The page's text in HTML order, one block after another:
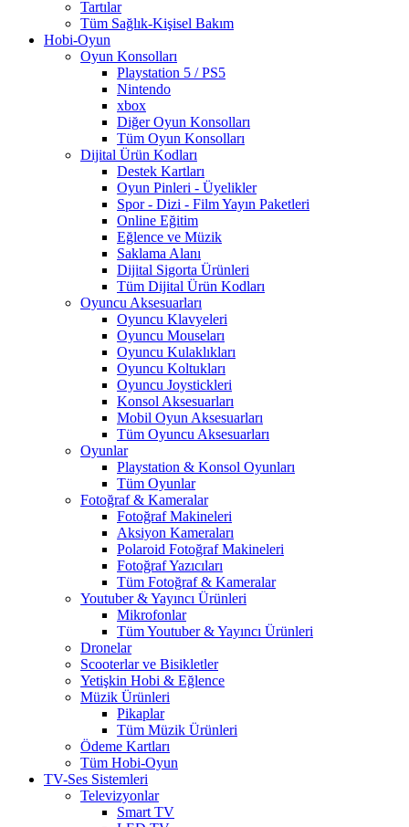
Tartılar
Tüm Sağlık-Kişisel Bakım
Hobi-Oyun
Oyun Konsolları
Playstation 5 / PS5
Nintendo
xbox
Diğer Oyun Konsolları
Tüm Oyun Konsolları
Dijital Ürün Kodları
Destek Kartları
Oyun Pinleri - Üyelikler
Spor - Dizi - Film Yayın Paketleri
Online Eğitim
Eğlence ve Müzik
Saklama Alanı
Dijital Sigorta Ürünleri
Tüm Dijital Ürün Kodları
Oyuncu Aksesuarları
Oyuncu Klavyeleri
Oyuncu Mouseları
Oyuncu Kulaklıkları
Oyuncu Koltukları
Oyuncu Joystickleri
Konsol Aksesuarları
Mobil Oyun Aksesuarları
Tüm Oyuncu Aksesuarları
Oyunlar
Playstation & Konsol Oyunları
Tüm Oyunlar
Fotoğraf & Kameralar
Fotoğraf Makineleri
Aksiyon Kameraları
Polaroid Fotoğraf Makineleri
Fotoğraf Yazıcıları
Tüm Fotoğraf & Kameralar
Youtuber & Yayıncı Ürünleri
Mikrofonlar
Tüm Youtuber & Yayıncı Ürünleri
Dronelar
Scooterlar ve Bisikletler
Yetişkin Hobi & Eğlence
Müzik Ürünleri
Pikaplar
Tüm Müzik Ürünleri
Ödeme Kartları
Tüm Hobi-Oyun
TV-Ses Sistemleri
Televizyonlar
Smart TV